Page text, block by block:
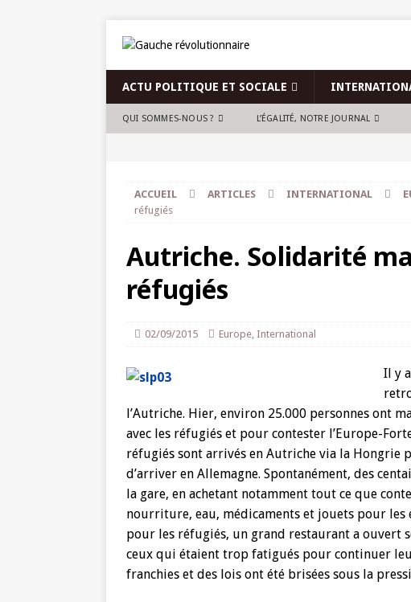
ACTU POLITIQUE ET SOCIALE
QUI SOMMES-NOUS ? L’ÉGALITÉ, NOTRE JOURNAL
ACCUEIL ARTICLES INTERNATIONAL
réfugiés
Autriche. Solidarité
réfugiés
02/09/2015 Europe, International
Il y
l’Autriche. Hier, environ 25.000 personnes ont
avec les réfugiés et pour contester l’Europe-
réfugiés sont arrivés en Autriche via la Hongrie
d’arriver en Allemagne. Spontanément, des
la gare, en achetant notamment tout ce que
nourriture, eau, médicaments et jouets pour les
pour les réfugiés, un grand restaurant a ouvert
ceux qui étaient trop fatigués pour continuer
franchies et des lois ont été brisées sous la